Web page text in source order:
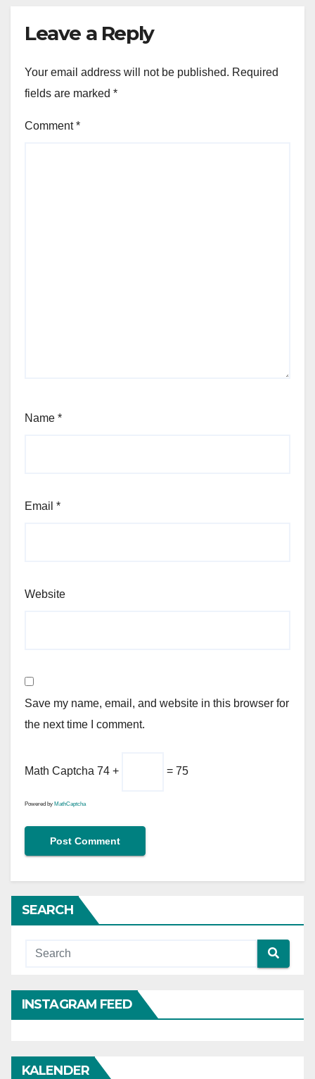
Leave a Reply
Your email address will not be published. Required
fields are marked *
Comment*
Name *
Email *
Website
Save my name, email, and website in this browser for
the next time I comment.
Math Captcha 74 + = 75
Powered by MathCaptcha
SEARCH
INSTAGRAM FEED
KALENDER